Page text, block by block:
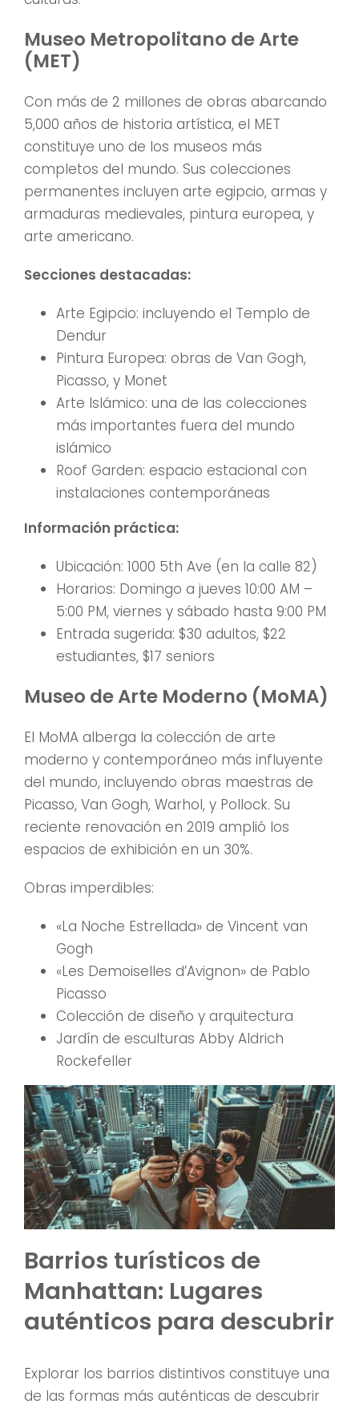
Museo Metropolitano de Arte
(MET)
Con más de 2 millones de obras abarcando
5,000 años de historia artística, el MET
constituye uno de los museos más
completos del mundo. Sus colecciones
permanentes incluyen arte egipcio, armas y
armaduras medievales, pintura europea, y
arte americano.
Secciones destacadas:
Arte Egipcio: incluyendo el Templo de
Dendur
Pintura Europea: obras de Van Gogh,
Picasso, y Monet
Arte Islámico: una de las colecciones
más importantes fuera del mundo
islámico
Roof Garden: espacio estacional con
instalaciones contemporáneas
Información práctica:
Ubicación: 1000 5th Ave (en la calle 82)
Horarios: Domingo a jueves 10:00 AM –
5:00 PM, viernes y sábado hasta 9:00 PM
Entrada sugerida: $30 adultos, $22
estudiantes, $17 seniors
Museo de Arte Moderno (MoMA)
El MoMA alberga la colección de arte
moderno y contemporáneo más influyente
del mundo, incluyendo obras maestras de
Picasso, Van Gogh, Warhol, y Pollock. Su
reciente renovación en 2019 amplió los
espacios de exhibición en un 30%.
Obras imperdibles:
«La Noche Estrellada» de Vincent van
Gogh
«Les Demoiselles d’Avignon» de Pablo
Picasso
Colección de diseño y arquitectura
Jardín de esculturas Abby Aldrich
Rockefeller
Barrios turísticos de
Manhattan: Lugares
auténticos para descubrir
Explorar los barrios distintivos constituye una
de las formas más auténticas de descubrir